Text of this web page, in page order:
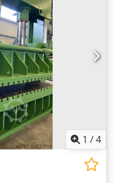
slag en opgeknapt (zie
nieuwe elektronica.
persen te
prijzen aanbieden en
Nieuwe
voor
1 /4